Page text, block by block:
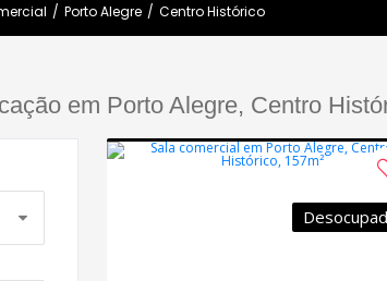
/ Porto Alegre / Centro Histórico
em Porto Alegre, Centro